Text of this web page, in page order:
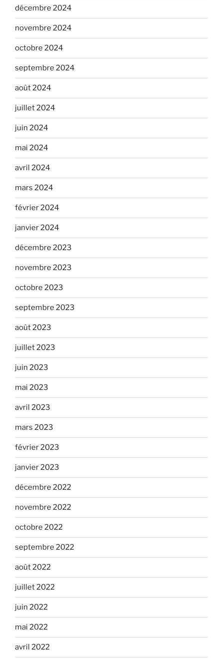
décembre 2024
novembre 2024
octobre 2024
septembre 2024
août 2024
juillet 2024
juin 2024
mai 2024
avril 2024
mars 2024
février 2024
janvier 2024
décembre 2023
novembre 2023
octobre 2023
septembre 2023
août 2023
juillet 2023
juin 2023
mai 2023
avril 2023
mars 2023
février 2023
janvier 2023
décembre 2022
novembre 2022
octobre 2022
septembre 2022
août 2022
juillet 2022
juin 2022
mai 2022
avril 2022